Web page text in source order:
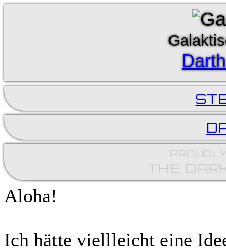
THE
Aloha!
Ich hätte viellleicht eine